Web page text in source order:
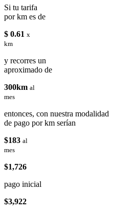
Si tu tarifa
por km es de
$ 0.61 x
km
y recorres un
aproximado de
300km al
mes
entonces, con nuestra modalidad
de pago por km serían
$183 al
mes
$1,726
pago inicial
$3,922